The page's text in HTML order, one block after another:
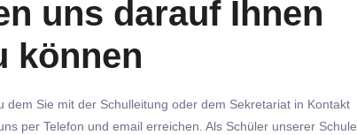
uns darauf Ihnen
können
dem Sie mit der Schulleitung oder dem Sekretariat in Kontakt
per Telefon und email erreichen. Als Schüler unserer Schule